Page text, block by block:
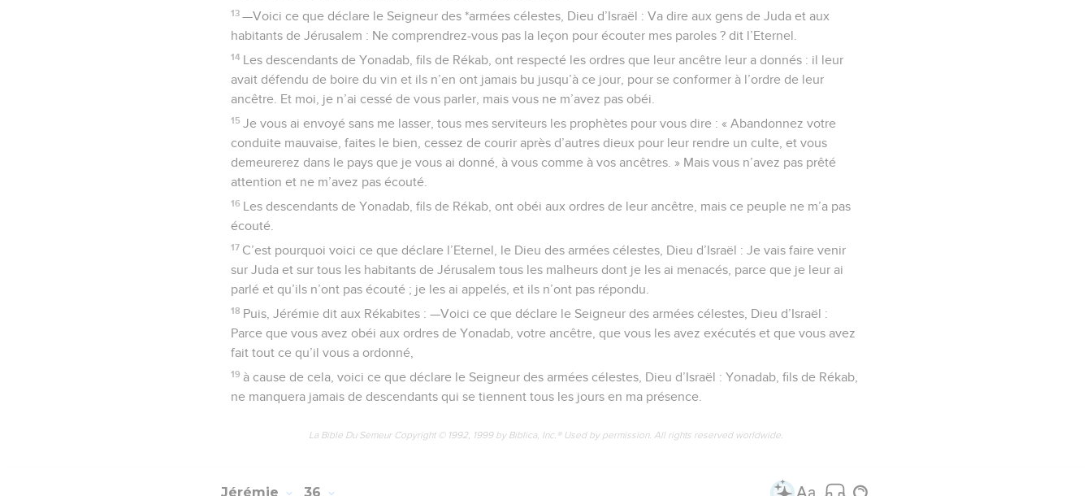
13 —Voici ce que déclare le Seigneur des *armées célestes, Dieu d’Israël : Va dire aux gens de Juda et aux
habitants de Jérusalem : Ne comprendrez-vous pas la leçon pour écouter mes paroles ? dit l’Eternel.
14 Les descendants de Yonadab, fils de Rékab, ont respecté les ordres que leur ancêtre leur a donnés : il leur
avait défendu de boire du vin et ils n’en ont jamais bu jusqu’à ce jour, pour se conformer à l’ordre de leur
ancêtre. Et moi, je n’ai cessé de vous parler, mais vous ne m’avez pas obéi.
15 Je vous ai envoyé sans me lasser, tous mes serviteurs les prophètes pour vous dire : « Abandonnez votre
conduite mauvaise, faites le bien, cessez de courir après d’autres dieux pour leur rendre un culte, et vous
demeurerez dans le pays que je vous ai donné, à vous comme à vos ancêtres. » Mais vous n’avez pas prêté
attention et ne m’avez pas écouté.
16 Les descendants de Yonadab, fils de Rékab, ont obéi aux ordres de leur ancêtre, mais ce peuple ne m’a pas
écouté.
17 C’est pourquoi voici ce que déclare l’Eternel, le Dieu des armées célestes, Dieu d’Israël : Je vais faire venir
sur Juda et sur tous les habitants de Jérusalem tous les malheurs dont je les ai menacés, parce que je leur ai
parlé et qu’ils n’ont pas écouté ; je les ai appelés, et ils n’ont pas répondu.
18 Puis, Jérémie dit aux Rékabites : —Voici ce que déclare le Seigneur des armées célestes, Dieu d’Israël :
Parce que vous avez obéi aux ordres de Yonadab, votre ancêtre, que vous les avez exécutés et que vous avez
fait tout ce qu’il vous a ordonné,
19 à cause de cela, voici ce que déclare le Seigneur des armées célestes, Dieu d’Israël : Yonadab, fils de Rékab,
ne manquera jamais de descendants qui se tiennent tous les jours en ma présence.
La Bible Du Semeur Copyright © 1992, 1999 by Biblica, Inc.® Used by permission. All rights reserved worldwide.
Jérémie 36